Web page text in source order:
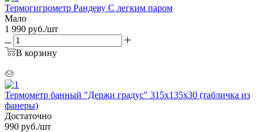
Термогигрометр Рандеву С легким паром
Мало
1 990 руб./шт
В корзину
Термометр банный "Держи градус" 315х135х30 (табличка из
фанеры)
Достаточно
990 руб./шт